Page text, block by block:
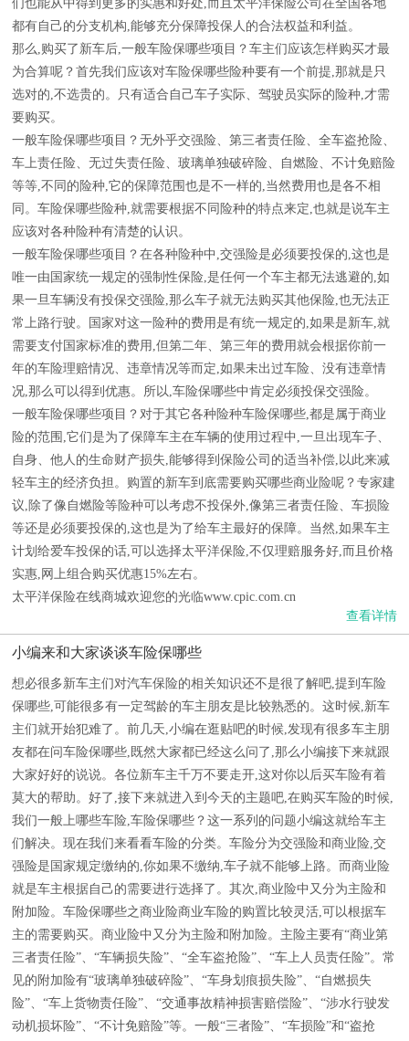
们也能从中得到更多的实惠和好处,而且太平洋保险公司在全国各地
都有自己的分支机构,能够充分保障投保人的合法权益和利益。
那么,购买了新车后,一般车险保哪些项目？车主们应该怎样购买才最
为合算呢？首先我们应该对车险保哪些险种要有一个前提,那就是只
选对的,不选贵的。只有适合自己车子实际、驾驶员实际的险种,才需
要购买。
一般车险保哪些项目？无外乎交强险、第三者责任险、全车盗抢险、
车上责任险、无过失责任险、玻璃单独破碎险、自燃险、不计免赔险
等等,不同的险种,它的保障范围也是不一样的,当然费用也是各不相
同。车险保哪些险种,就需要根据不同险种的特点来定,也就是说车主
应该对各种险种有清楚的认识。
一般车险保哪些项目？在各种险种中,交强险是必须要投保的,这也是
唯一由国家统一规定的强制性保险,是任何一个车主都无法逃避的,如
果一旦车辆没有投保交强险,那么车子就无法购买其他保险,也无法正
常上路行驶。国家对这一险种的费用是有统一规定的,如果是新车,就
需要支付国家标准的费用,但第二年、第三年的费用就会根据你前一
年的车险理赔情况、违章情况等而定,如果未出过车险、没有违章情
况,那么可以得到优惠。所以,车险保哪些中肯定必须投保交强险。
一般车险保哪些项目？对于其它各种险种车险保哪些,都是属于商业
险的范围,它们是为了保障车主在车辆的使用过程中,一旦出现车子、
自身、他人的生命财产损失,能够得到保险公司的适当补偿,以此来减
轻车主的经济负担。购置的新车到底需要购买哪些商业险呢？专家建
议,除了像自燃险等险种可以考虑不投保外,像第三者责任险、车损险
等还是必须要投保的,这也是为了给车主最好的保障。当然,如果车主
计划给爱车投保的话,可以选择太平洋保险,不仅理赔服务好,而且价格
实惠,网上组合购买优惠15%左右。
太平洋保险在线商城欢迎您的光临www.cpic.com.cn
查看详情
小编来和大家谈谈车险保哪些
想必很多新车主们对汽车保险的相关知识还不是很了解吧,提到车险
保哪些,可能很多有一定驾龄的车主朋友是比较熟悉的。这时候,新车
主们就开始犯难了。前几天,小编在逛贴吧的时候,发现有很多车主朋
友都在问车险保哪些,既然大家都已经这么问了,那么小编接下来就跟
大家好好的说说。各位新车主千万不要走开,这对你以后买车险有着
莫大的帮助。好了,接下来就进入到今天的主题吧,在购买车险的时候,
我们一般上哪些车险,车险保哪些？这一系列的问题小编这就给车主
们解决。现在我们来看看车险的分类。车险分为交强险和商业险,交
强险是国家规定缴纳的,你如果不缴纳,车子就不能够上路。而商业险
就是车主根据自己的需要进行选择了。其次,商业险中又分为主险和
附加险。车险保哪些之商业险商业车险的购置比较灵活,可以根据车
主的需要购买。商业险中又分为主险和附加险。主险主要有“商业第
三者责任险”、“车辆损失险”、“全车盗抢险”、“车上人员责任险”。常
见的附加险有“玻璃单独破碎险”、“车身划痕损失险”、“自燃损失
险”、“车上货物责任险”、“交通事故精神损害赔偿险”、“涉水行驶发
动机损坏险”、“不计免赔险”等。一般“三者险”、“车损险”和“盗抢